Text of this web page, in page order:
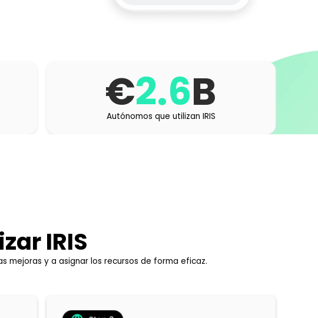
€2.6B
Autónomos que utilizan IRIS
IRIS
mejoras y a asignar los recursos de forma eficaz.